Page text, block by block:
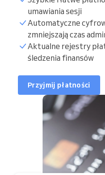
umawiania sesji
Automatyczne
zmniejszają czas
Aktualne rejestry
śledzenia finansów
Przyjmij płatności